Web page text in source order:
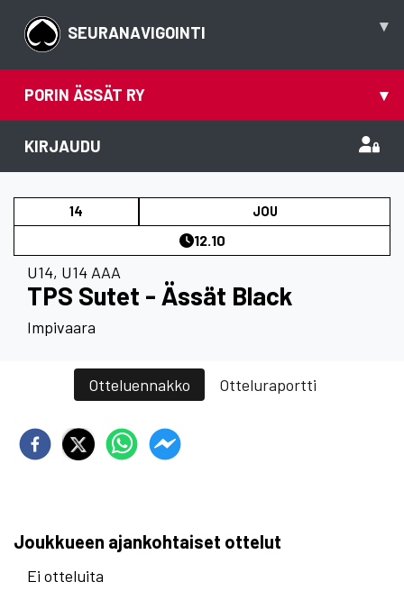
SEURANAVIGOINTI ▾
PORIN ÄSSÄT RY ▾
KIRJAUDU
14 JOU
12.10
U14, U14 AAA
TPS Sutet - Ässät Black
Impivaara
Otteluennakko Otteluraportti
Joukkueen ajankohtaiset ottelut
Ei otteluita